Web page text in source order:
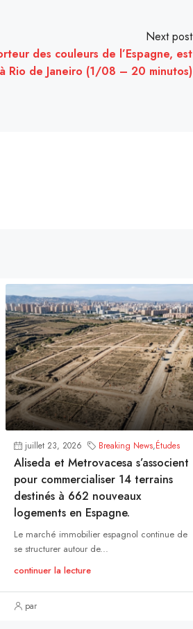
Next post
des couleurs de l’Espagne, est
Rio de Janeiro (1/08 – 20 minutos)
juillet 23, 2026 Breaking News,Études
Aliseda et Metrovacesa s’associent
pour commercialiser 14 terrains
destinés à 662 nouveaux
logements en Espagne.
Le marché immobilier espagnol continue de
se structurer autour de...
continuer la lecture
par